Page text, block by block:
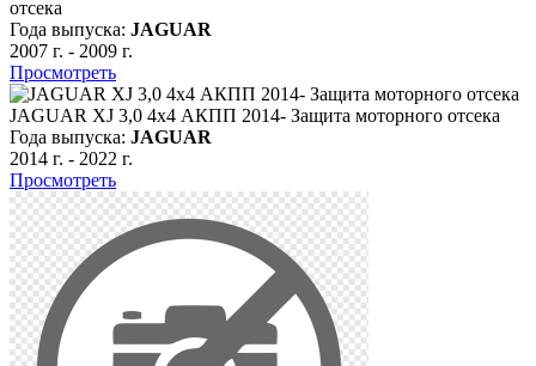
отсека
Года выпуска: JAGUAR
2007 г. - 2009 г.
Просмотреть
JAGUAR XJ 3,0 4х4 АКПП 2014- Защита моторного отсека
Года выпуска: JAGUAR
2014 г. - 2022 г.
Просмотреть